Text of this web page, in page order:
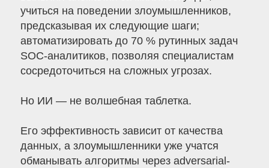
учиться на поведении злоумышленников,
предсказывая их следующие шаги;
автоматизировать до 70 % рутинных задач
SOC-аналитиков, позволяя специалистам
сосредоточиться на сложных угрозах.
Но ИИ — не волшебная таблетка.
Его эффективность зависит от качества
данных, а злоумышленники уже учатся
обманывать алгоритмы через adversarial-